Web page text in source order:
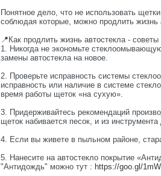
Понятное дело, что не использовать
соблюдая которые, можно продлить жизнь
📍Как продлить жизнь автостекла -
1. Никогда не экономьте
замены автостекла на новое.
2. Проверьте исправность системы
исправность или наличие в системе
время работы щеток «на сухую».
3. Придерживайтесь рекомендаций
щеток набивается песок, и из
4. Если вы живете в пыльном районе,
5. Нанесите на автостекло покрытие
"Антидождь" можно тут : https://goo.gl/